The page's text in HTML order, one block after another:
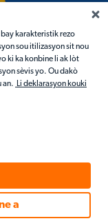
karakteristik rezo
sou itilizasyon sit nou
ki ka konbine li ak lòt
sèvis yo. Ou dakò
an. Li deklarasyon kouki
a
Règleman Kouki